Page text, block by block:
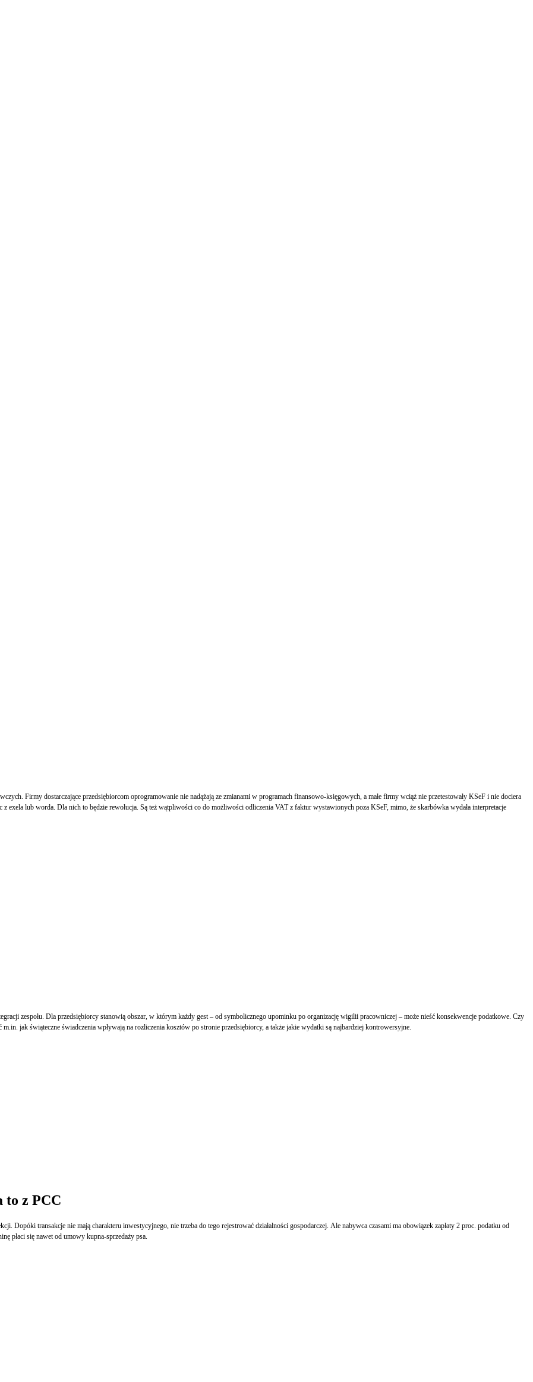
Firmy dostarczające przedsiębiorcom oprogramowanie nie nadążają ze zmianami w programach finansowo-księgowych, a małe firmy wciąż nie przetestowały KSeF i nie dociera
lub worda. Dla nich to będzie rewolucja. Są też wątpliwości co do możliwości odliczenia VAT z faktur wystawionych poza KSeF, mimo, że skarbówka wydała interpretacje
zespołu. Dla przedsiębiorcy stanowią obszar, w którym każdy gest – od symbolicznego upominku po organizację wigilii pracowniczej – może nieść konsekwencje podatkowe. Czy
jak świąteczne świadczenia wpływają na rozliczenia kosztów po stronie przedsiębiorcy, a także jakie wydatki są najbardziej kontrowersyjne.
to z PCC
Dopóki transakcje nie mają charakteru inwestycyjnego, nie trzeba do tego rejestrować działalności gospodarczej. Ale nabywca czasami ma obowiązek zapłaty 2 proc. podatku od
płaci się nawet od umowy kupna-sprzedaży psa.